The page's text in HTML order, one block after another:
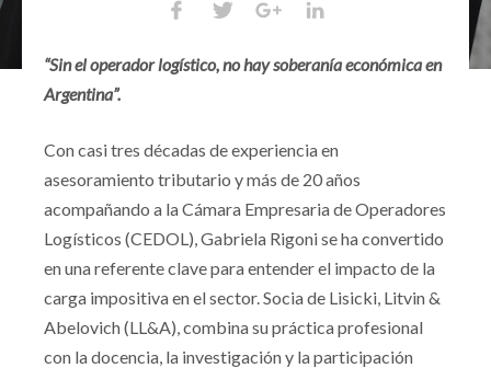
“Sin el operador logístico, no hay soberanía económica en
Argentina”.
Con casi tres décadas de experiencia en
asesoramiento tributario y más de 20 años
acompañando a la Cámara Empresaria de Operadores
Logísticos (CEDOL), Gabriela Rigoni se ha convertido
en una referente clave para entender el impacto de la
carga impositiva en el sector. Socia de Lisicki, Litvin &
Abelovich (LL&A), combina su práctica profesional
con la docencia, la investigación y la participación